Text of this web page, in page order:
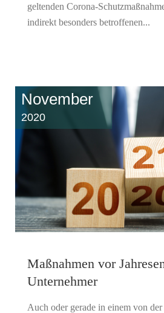
geltenden Corona-
indirekt besonders betroffenen...
November
2020
Maßnahmen vor
Unternehmer
Auch oder gerade in einem von